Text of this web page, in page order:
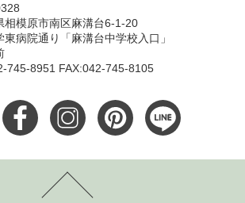
相模原市南区麻溝台6-1-20
東病院通り「麻溝台中学校入口」
745-8951 FAX:042-745-8105